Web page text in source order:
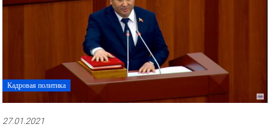
рекламные
Кадровая политика
27.01.2021